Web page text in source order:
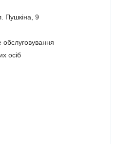
Пушкіна, 9
обслуговування
осіб